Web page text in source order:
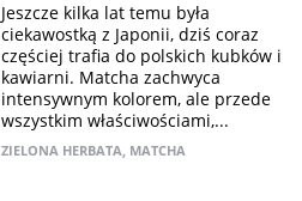
Jeszcze kilka lat temu była
ciekawostką z Japonii, dziś coraz
częściej trafia do polskich kubków i
kawiarni. Matcha zachwyca
intensywnym kolorem, ale przede
wszystkim właściwościami,...
ZIELONA HERBATA, MATCHA